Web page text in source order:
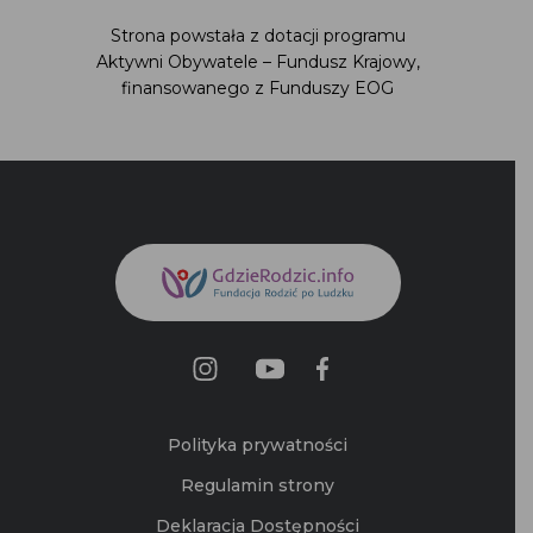
Strona powstała z dotacji programu
Aktywni Obywatele – Fundusz Krajowy,
finansowanego z Funduszy EOG
Polityka prywatności
Regulamin strony
Deklaracja Dostępności